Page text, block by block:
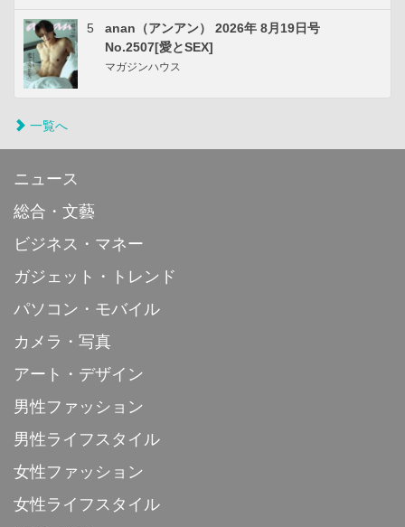
5
anan（アンアン） 2026年 8月19日号
No.2507[愛とSEX]
マガジンハウス
一覧へ
ニュース
総合・文藝
ビジネス・マネー
ガジェット・トレンド
パソコン・モバイル
カメラ・写真
アート・デザイン
男性ファッション
男性ライフスタイル
女性ファッション
女性ライフスタイル